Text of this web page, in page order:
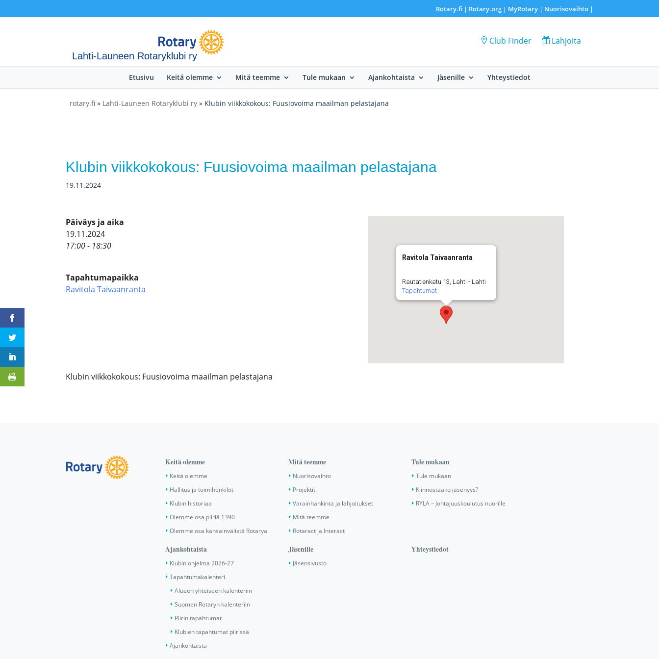
Rotary.fi| Rotary.org| MyRotary | Nuorisovaihto|
Lahti-Launeen Rotaryklubi ry
Club Finder Lahjoita
Etusivu Keitä olemme Mitä teemme Tule mukaan Ajankohtaista Jäsenille Yhteystiedot
rotary.fi » Lahti-Launeen Rotaryklubi ry » Klubin viikkokokous: Fuusiovoima maailman pelastajana
Klubin viikkokokous: Fuusiovoima maailman pelastajana
19.11.2024
Ravitola Taivaanranta
Rautatienkatu 13, Lahti - Lahti
Tapahtumat
Päiväys ja aika
19.11.2024
17:00 - 18:30
Tapahtumapaikka
Ravitola Taivaanranta
Klubin viikkokokous: Fuusiovoima maailman pelastajana
Keitä olemme
Keitä olemme
Hallitus ja toimihenkilöt
Klubin historiaa
Olemme osa piiriä 1390
Olemme osa kansainvälistä Rotarya
Mitä teemme
Nuorisovaihto
Projektit
Varainhankinta ja lahjoitukset
Mitä teemme
Rotaract ja Interact
Tule mukaan
Tule mukaan
Kiinnostaako jäsenyys?
RYLA – Johtajuuskoulutus nuorille
Ajankohtaista
Klubin ohjelma 2026-27
Tapahtumakalenteri
Alueen yhteiseen kalenteriin
Suomen Rotaryn kalenteriin
Piirin tapahtumat
Klubien tapahtumat piirissä
Ajankohtaista
Jäsenille
Jäsensivusto
Yhteystiedot